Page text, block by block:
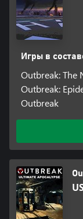
Игры в
Outbreak: The
Outbreak:
Outbreak